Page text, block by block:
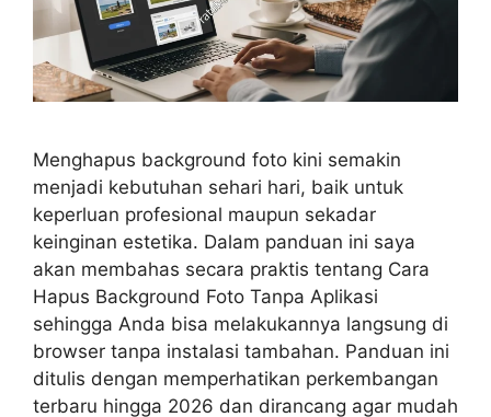
Menghapus background foto kini semakin
menjadi kebutuhan sehari hari, baik untuk
keperluan profesional maupun sekadar
keinginan estetika. Dalam panduan ini saya
akan membahas secara praktis tentang Cara
Hapus Background Foto Tanpa Aplikasi
sehingga Anda bisa melakukannya langsung di
browser tanpa instalasi tambahan. Panduan ini
ditulis dengan memperhatikan perkembangan
terbaru hingga 2026 dan dirancang agar mudah